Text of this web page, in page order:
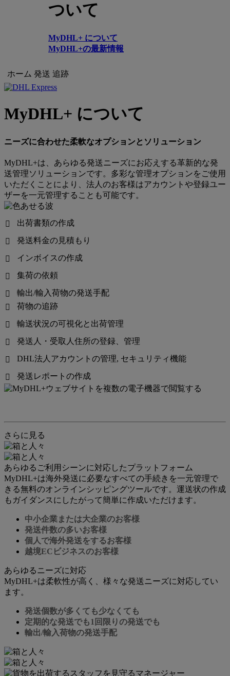
ついて
MyDHL+ について
MyDHL+の最新情報
ホーム 発送 追跡
MyDHL+ について
ニーズに合わせた柔軟なオプションとソリューション
MyDHL+は、あらゆる発送ニーズにお応えする革新的な発
送管理ソリューションです。多彩な管理オプションをご使用
いただくことにより、法人のお客様はアカウントや登録ユー
ザーを一元管理することも可能です。
 出荷書類の作成
 発送料金の見積もり
 インボイスの作成
 集荷の依頼

輸出/輸入荷物の発送手配

荷物の追跡
 輸送状況の可視化と出荷管理
 発送人・受取人住所の登録、管理
 DHL法人アカウントの管理, セキュリティ機能
 発送レポートの作成
さらに見る
あらゆるご利用シーンに対応したプラットフォーム
MyDHL+は海外発送に必要なすべての手続きを一元管理で
きる無料のオンラインシッピングツールです。運送状の作成
もガイダンスにしたがって簡単に作成いただけます。
中小企業または大企業のお客様
発送件数の多いお客様
個人で海外発送をするお客様
越境ECビジネスのお客様
あらゆるニーズに対応
MyDHL+は柔軟性が高く、様々な発送ニーズに対応してい
ます。
発送個数が多くても少なくても
定期的な発送でも1回限りの発送でも
輸出/輸入荷物の発送手配